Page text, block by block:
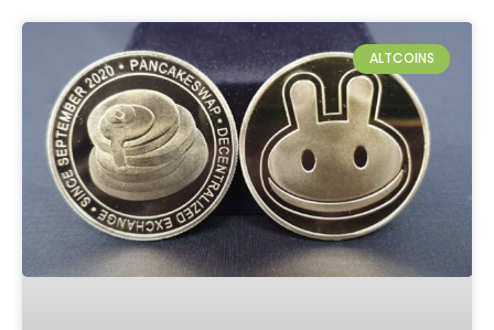
ALTCOINS